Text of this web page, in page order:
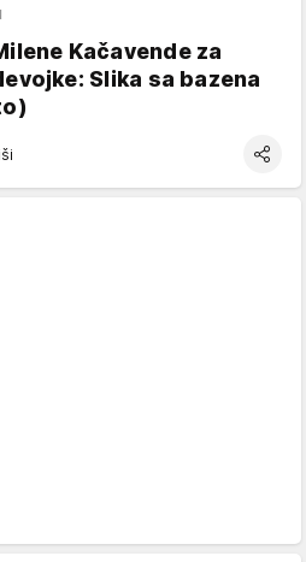
Kačavende za
Slika sa bazena